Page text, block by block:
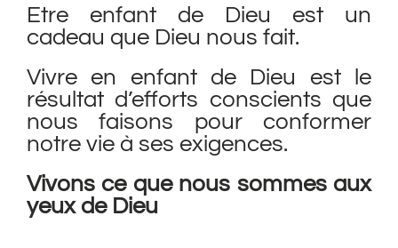
Etre enfant de Dieu est un
cadeau que Dieu nous fait.
Vivre en enfant de Dieu est le
résultat d’efforts conscients que
nous faisons pour conformer
notre vie à ses exigences.
Vivons ce que nous sommes aux
yeux de Dieu